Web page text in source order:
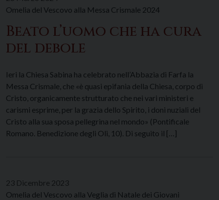
Omelia del Vescovo alla Messa Crismale 2024
Beato l’uomo che ha cura
del debole
Ieri la Chiesa Sabina ha celebrato nell’Abbazia di Farfa la
Messa Crismale, che «è quasi epifania della Chiesa, corpo di
Cristo, organicamente strutturato che nei vari ministeri e
carismi esprime, per la grazia dello Spirito, i doni nuziali del
Cristo alla sua sposa pellegrina nel mondo» (Pontificale
Romano. Benedizione degli Oli, 10). Di seguito il […]
23 Dicembre 2023
Omelia del Vescovo alla Veglia di Natale dei Giovani